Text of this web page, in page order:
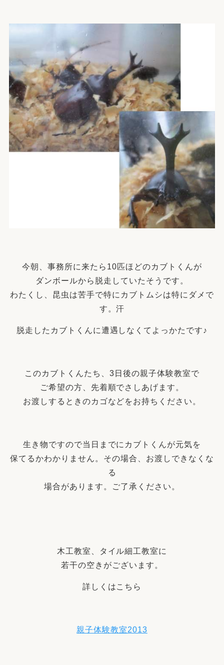
今朝、事務所に来たら10匹ほどのカブトくんが
ダンボールから脱走していたそうです。
わたくし、昆虫は苦手で特にカブトムシは特にダメで
す。汗
脱走したカブトくんに遭遇しなくてよっかたです♪
このカブトくんたち、3日後の親子体験教室で
ご希望の方、先着順でさしあげます。
お渡しするときのカゴなどをお持ちください。
生き物ですので当日までにカブトくんが元気を
保てるかわかりません。その場合、お渡しできなくな
る
場合があります。ご了承ください。
木工教室、タイル細工教室に
若干の空きがございます。
詳しくはこちら
親子体験教室2013